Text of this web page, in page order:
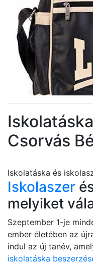
Csorvás
Iskolatáska és
Iskolaszer
melyiket
Szeptember 1-je
ember életében az
indul az új tanév,
iskolatáska